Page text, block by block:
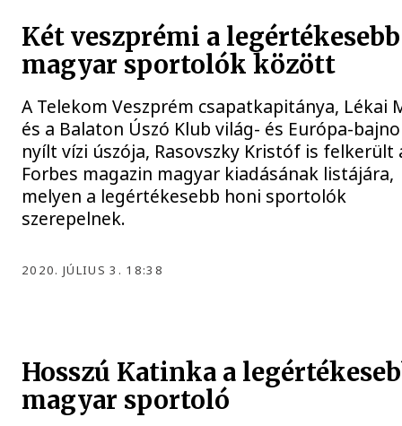
Két veszprémi a legértékesebb
magyar sportolók között
A Telekom Veszprém csapatkapitánya, Lékai
és a Balaton Úszó Klub világ- és Európa-
nyílt vízi úszója, Rasovszky Kristóf is felkerült
Forbes magazin magyar kiadásának listájára,
melyen a legértékesebb honi sportolók
szerepelnek.
2020. JÚLIUS 3. 18:38
Hosszú Katinka a
magyar sportoló